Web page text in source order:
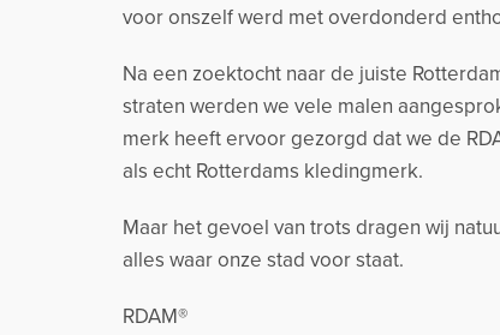
voor onszelf werd met overdonderd
Na een zoektocht naar de juiste
straten werden we vele malen
merk heeft ervoor gezorgd dat we de
als echt Rotterdams kledingmerk.
Maar het gevoel van trots dragen wij
alles waar onze stad voor staat.
RDAM®